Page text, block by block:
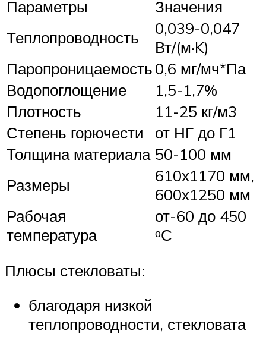
Параметры
Значения
Теплопроводность
0,039-0,047
Вт/(м·K)
Паропроницаемость0,6 мг/мч*Па
Водопоглощение
1,5-1,7%
Плотность
11-25 кг/м3
Степень горючести
от НГ до Г1
Толщина материала 50-100 мм
Размеры
610х1170 мм,
600х1250 мм
Рабочая
температура
от-60 до 450
ᵒС
Плюсы стекловаты:
благодаря низкой
теплопроводности, стекловата